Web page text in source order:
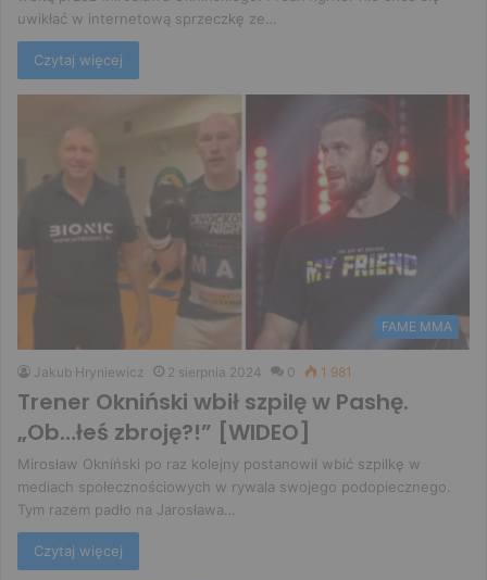
uwikłać w internetową sprzeczkę ze…
Czytaj więcej
FAME MMA
Jakub Hryniewicz 2 sierpnia 2024 0 1 981
Trener Okniński wbił szpilę w Pashę.
„Ob…łeś zbroję?!” [WIDEO]
Mirosław Okniński po raz kolejny postanowił wbić szpilkę w
mediach społecznościowych w rywala swojego podopiecznego.
Tym razem padło na Jarosława…
Czytaj więcej